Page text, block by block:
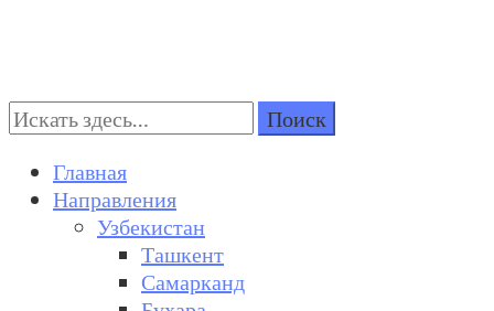
Turkestan Travel
Discover Central Asia
Поиск:
Главная
Направления
Узбекистан
Ташкент
Самарканд